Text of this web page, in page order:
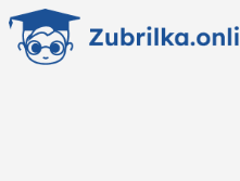
Перейти
содержанию